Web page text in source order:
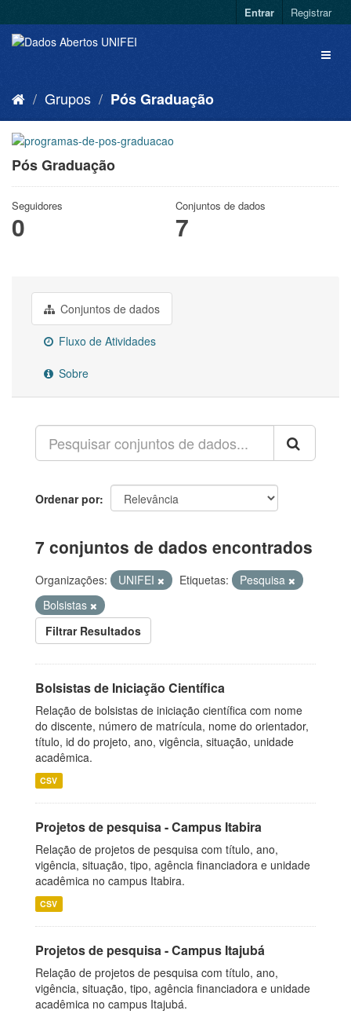
Entrar Registrar
Grupos Pós Graduação
Pós Graduação
Seguidores
0
Conjuntos de dados
7
Conjuntos de dados
Fluxo de Atividades
Sobre
Ordenar por
7 conjuntos de dados encontrados
Organizações: UNIFEI Etiquetas:
Pesquisa
Bolsistas
Filtrar Resultados
Bolsistas de Iniciação Científica
Relação de bolsistas de iniciação científica com nome
do discente, número de matrícula, nome do orientador,
título, id do projeto, ano, vigência, situação, unidade
acadêmica.
CSV
Projetos de pesquisa - Campus Itabira
Relação de projetos de pesquisa com título, ano,
vigência, situação, tipo, agência financiadora e unidade
acadêmica no campus Itabira.
CSV
Projetos de pesquisa - Campus Itajubá
Relação de projetos de pesquisa com título, ano,
vigência, situação, tipo, agência financiadora e unidade
acadêmica no campus Itajubá.